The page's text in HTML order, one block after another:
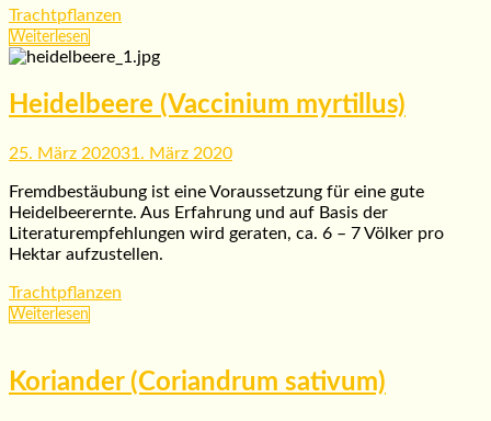
Trachtpflanzen
Weiterlesen
Heidelbeere (Vaccinium myrtillus)
25. März 202031. März 2020
Fremdbestäubung ist eine Voraussetzung für eine gute
Heidelbeerernte. Aus Erfahrung und auf Basis der
Literaturempfehlungen wird geraten, ca. 6 – 7 Völker pro
Hektar aufzustellen.
Trachtpflanzen
Weiterlesen
Koriander (Coriandrum sativum)